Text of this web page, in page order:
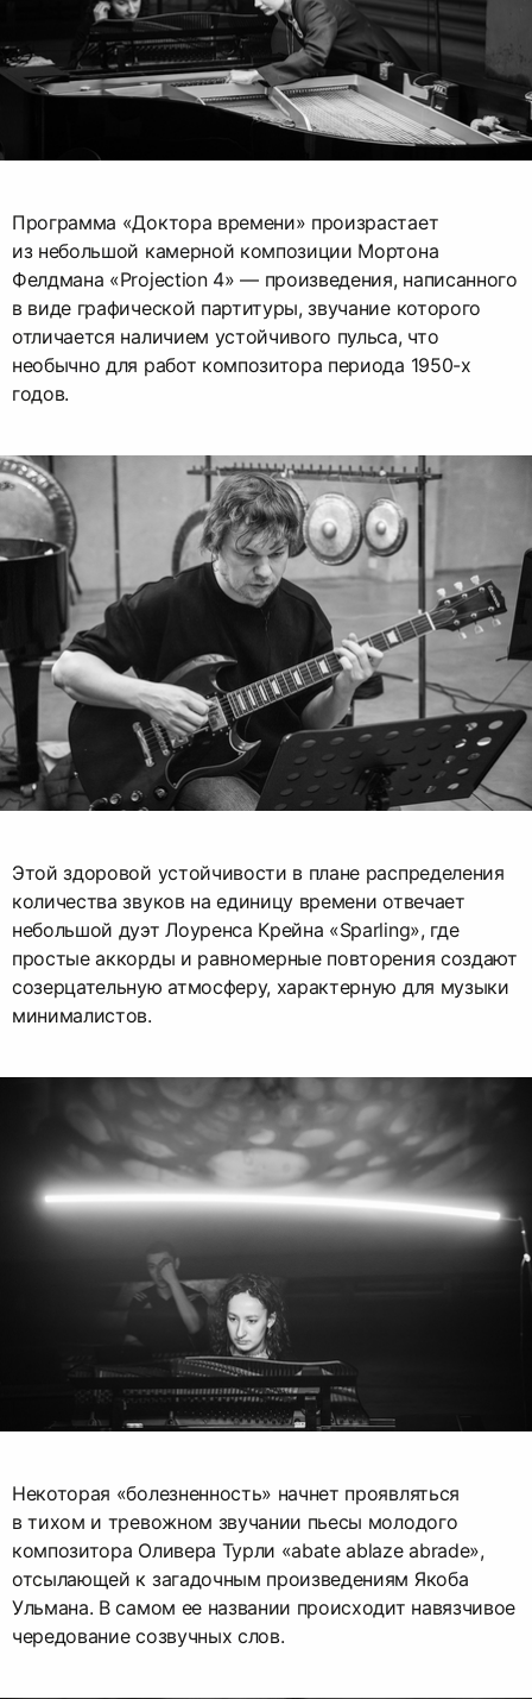
Программа «Доктора времени» произрастает
из небольшой камерной композиции Мортона
Фелдмана «Projection 4» — произведения, написанного
в виде графической партитуры, звучание которого
отличается наличием устойчивого пульса, что
необычно для работ композитора периода 1950-х
годов.
Этой здоровой устойчивости в плане распределения
количества звуков на единицу времени отвечает
небольшой дуэт Лоуренса Крейна «Sparling», где
простые аккорды и равномерные повторения создают
созерцательную атмосферу, характерную для музыки
минималистов.
Некоторая «болезненность» начнет проявляться
в тихом и тревожном звучании пьесы молодого
композитора Оливера Турли «abate ablaze abrade»,
отсылающей к загадочным произведениям Якоба
Ульмана. В самом ее названии происходит навязчивое
чередование созвучных слов.